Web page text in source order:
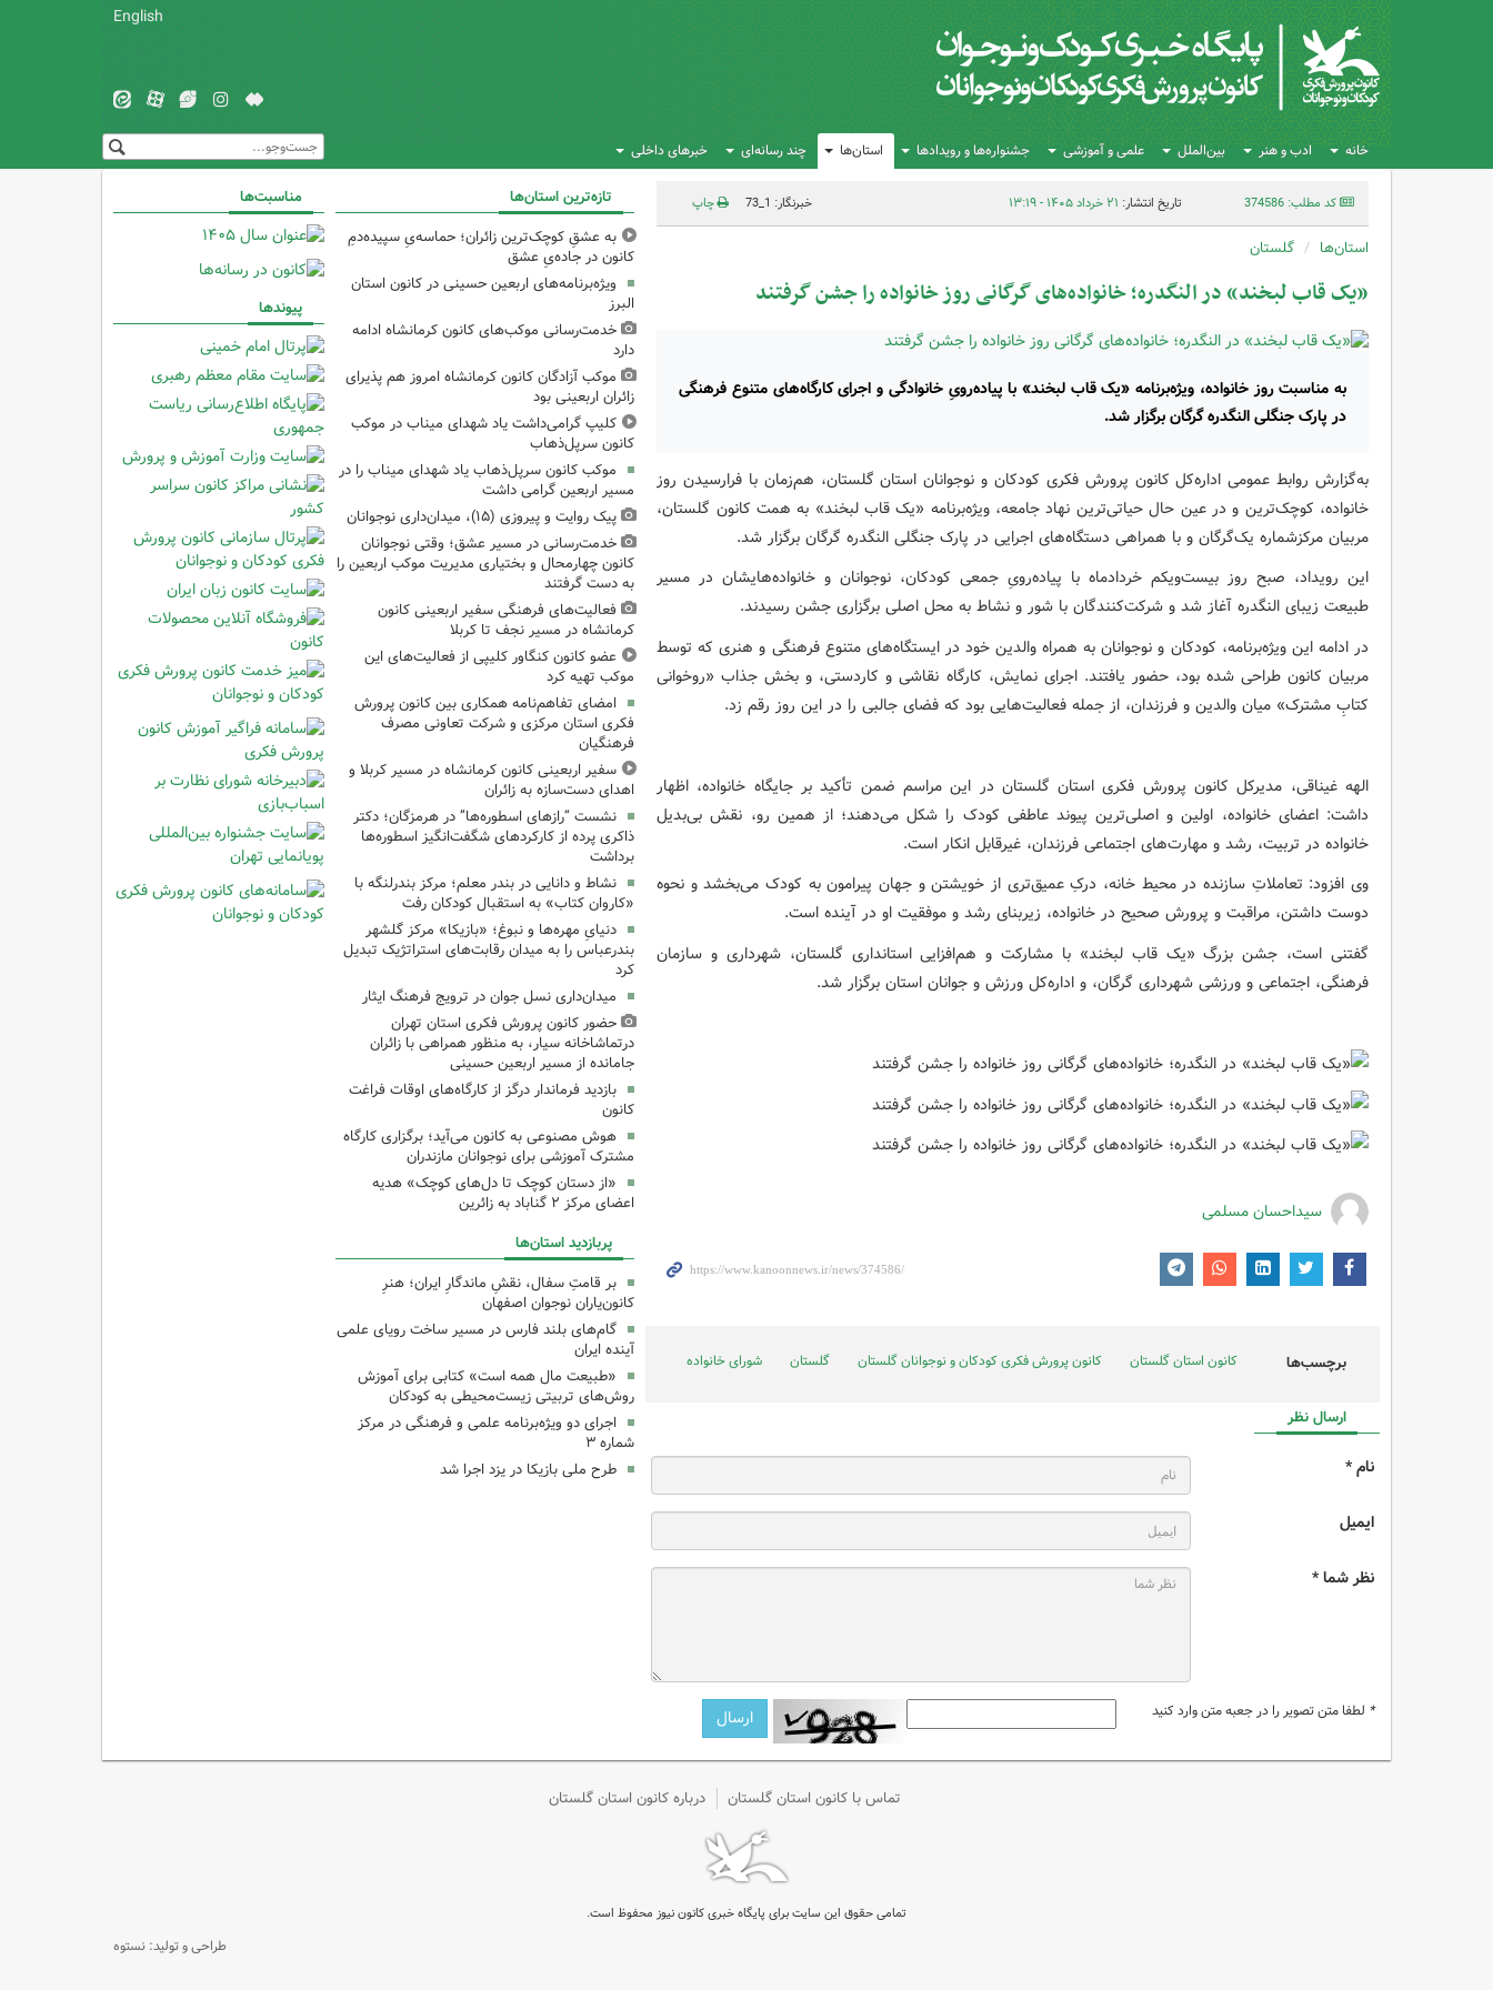
English
خانه ادب و هنر بین‌الملل علمی و آموزشی جشنواره‌ها و رویدادها استان‌ها چند رسانه‌ای خبرهای داخلی
کد مطلب: 374586 تاریخ انتشار: ۲۱ خرداد ۱۴۰۵ - ۱۳:۱۹ خبرنگار: 1_73 چاپ
استان‌ها گلستان
«یک قاب لبخند» در النگدره؛ خانواده‌های گرگانی روز خانواده را جشن گرفتند
به مناسبت روز خانواده، ویژه‌برنامه «یک قاب لبخند» با پیاده‌رویِ خانوادگی و اجرای کارگاه‌های متنوع فرهنگی
در پارک جنگلی النگدره گرگان برگزار شد.
به‌گزارش روابط عمومی اداره‌کل کانون پرورش فکری کودکان و نوجوانان استان گلستان، هم‌زمان با فرارسیدن روز
خانواده، کوچک‌ترین و در عین حال حیاتی‌ترین نهاد جامعه، ویژه‌برنامه «یک قاب لبخند» به همت کانون گلستان،
مربیان مرکزشماره یک‌گرگان و با همراهی دستگاه‌های اجرایی در پارک جنگلی النگدره گرگان برگزار شد.
این رویداد، صبح روز بیست‌ویکم خردادماه با پیاده‌رویِ جمعی کودکان، نوجوانان و خانواده‌هایشان در مسیر
طبیعت زیبای النگدره آغاز شد و شرکت‌کنندگان با شور و نشاط به محل اصلی برگزاری جشن رسیدند.
در ادامه این ویژه‌برنامه، کودکان و نوجوانان به همراه والدین خود در ایستگاه‌های متنوع فرهنگی و هنری که توسط
مربیان کانون طراحی شده بود، حضور یافتند. اجرای نمایش، کارگاه نقاشی و کاردستی، و بخش جذاب «روخوانی
کتابِ مشترک» میان والدین و فرزندان، از جمله فعالیت‌هایی بود که فضای جالبی را در این روز رقم زد.
الهه غیناقی، مدیرکل کانون پرورش فکری استان گلستان در این مراسم ضمن تأکید بر جایگاه خانواده، اظهار
داشت: اعضای خانواده، اولین و اصلی‌ترین پیوند عاطفی کودک را شکل می‌دهند؛ از همین رو، نقش بی‌بدیل
خانواده در تربیت، رشد و مهارت‌های اجتماعی فرزندان، غیرقابل انکار است.
وی افزود: تعاملاتِ سازنده در محیط خانه، درکِ عمیق‌تری از خویشتن و جهان پیرامون به کودک می‌بخشد و نحوه
دوست داشتن، مراقبت و پرورش صحیح در خانواده، زیربنای رشد و موفقیت او در آینده است.
گفتنی است، جشن بزرگ «یک قاب لبخند» با مشارکت و هم‌افزایی استانداری گلستان، شهرداری و سازمان
فرهنگی، اجتماعی و ورزشی شهرداری گرگان، و اداره‌کل ورزش و جوانان استان برگزار شد.
سیداحسان مسلمی
برچسب‌ها کانون استان گلستان کانون پرورش فکری کودکان و نوجوانان گلستان گلستان شورای خانواده
ارسال نظر
نام *
ایمیل
نظر شما *
* لطفا متن تصویر را در جعبه متن وارد کنید
تازه‌ترین استان‌ها
به عشقِ کوچک‌ترین زائران؛ حماسه‌یِ سپیده‌دمِ
کانون در جاده‌یِ عشق
ویژه‌برنامه‌های اربعین حسینی در کانون استان
البرز
خدمت‌رسانی موکب‌های کانون کرمانشاه ادامه
دارد
موکب آزادگان کانون کرمانشاه امروز هم پذیرای
زائران اربعینی بود
کلیپ گرامی‌داشت یاد شهدای میناب در موکب
کانون سرپل‌ذهاب
موکب کانون سرپل‌ذهاب یاد شهدای میناب را در
مسیر اربعین گرامی داشت
پیک روایت و پیروزی (۱۵)، میدان‌داری نوجوانان
خدمت‌رسانی در مسیر عشق؛ وقتی نوجوانان
کانون چهارمحال و بختیاری مدیریت موکب اربعین را
به دست گرفتند
فعالیت‌های فرهنگی سفیر اربعینی کانون
کرمانشاه در مسیر نجف تا کربلا
عضو کانون کنگاور کلیپی از فعالیت‌های این
موکب تهیه کرد
امضای تفاهم‌نامه همکاری بین کانون پرورش
فکری استان مرکزی و شرکت تعاونی مصرف
فرهنگیان
سفیر اربعینی کانون کرمانشاه در مسیر کربلا و
اهدای دست‌سازه به زائران
نشست “رازهای اسطوره‌ها” در هرمزگان؛ دکتر
ذاکری پرده از کارکردهای شگفت‌انگیز اسطوره‌ها
برداشت
نشاط و دانایی در بندر معلم؛ مرکز بندرلنگه با
«کاروان کتاب» به استقبال کودکان رفت
دنیایِ مهره‌ها و نبوغ؛ «بازیکا» مرکز گلشهر
بندرعباس را به میدان رقابت‌های استراتژیک تبدیل
کرد
میدان‌داری نسل جوان در ترویج فرهنگ ایثار
حضور کانون پرورش فکری استان تهران
درتماشاخانه سیار، به منظور همراهی با زائران
جامانده از مسیر اربعین حسینی
بازدید فرماندار درگز از کارگاه‌های اوقات فراغت
کانون
هوش مصنوعی به کانون می‌آید؛ برگزاری کارگاه
مشترک آموزشی برای نوجوانان مازندران
«از دستان کوچک تا دل‌های کوچک» هدیه
اعضای مرکز ۲ گناباد به زائرین
پربازدید استان‌ها
بر قامتِ سفال، نقشِ ماندگارِ ایران؛ هنرِ
کانون‌یاران نوجوان اصفهان
گام‌های بلند فارس در مسیر ساخت رویای علمی
آینده ایران
«طبیعت مال همه است» کتابی برای آموزش
روش‌های تربیتی زیست‌محیطی به کودکان
اجرای دو ویژه‌برنامه علمی و فرهنگی در مرکز
شماره ۳
طرح ملی بازیکا در یزد اجرا شد
مناسبت‌ها
پیوندها
تماس با کانون استان گلستان درباره کانون استان گلستان
تمامی حقوق این سایت برای پایگاه خبری کانون نیوز محفوظ است.
طراحی و تولید: نستوه